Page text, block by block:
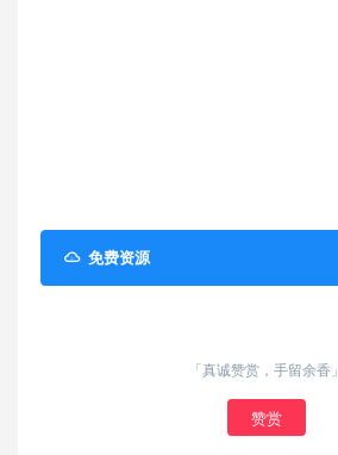
免费资源
「真诚赞赏，手留余香」
赞赏